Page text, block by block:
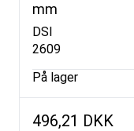
mm
DSI
2609
På lager
496,21 DKK